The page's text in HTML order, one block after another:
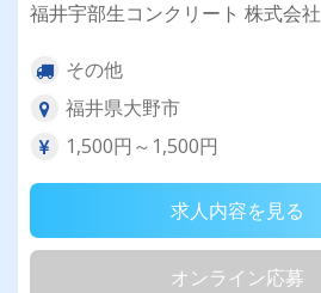
福井宇部生コンクリート 株式会社
その他
福井県大野市
1,500円～1,500円
求人内容を見る
オンライン応募